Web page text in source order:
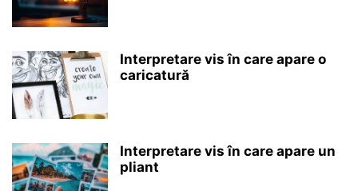
Interpretare vis în care apare o
caricatură
Interpretare vis în care apare un
pliant